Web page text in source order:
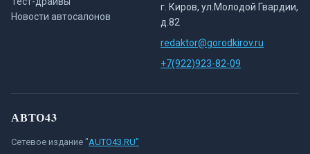
Новости автосалонов
г. Киров, ул.Молодой Гвардии,
д.82
redaktor@gorodkirov.ru
+7(922)923-82-09
АВТО43
Сетевое издание "AUTO43.RU"